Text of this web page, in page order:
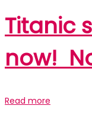
Titanic
now!
Read more